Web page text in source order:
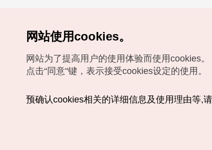
网站使用cookies。
网站为了提高用户的使用体验而使用cookies。
点击“同意"键，表示接受cookies设定的使用。
预确认cookies相关的详细信息及使用理由等,